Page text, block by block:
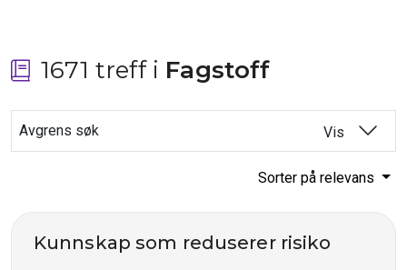
1671 treff i Fagstoff
Avgrens søk Vis
Sorter på relevans
Kunnskap som reduserer risiko